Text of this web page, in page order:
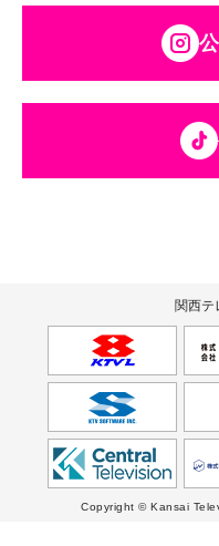
関西テ
Copyright © Kansai